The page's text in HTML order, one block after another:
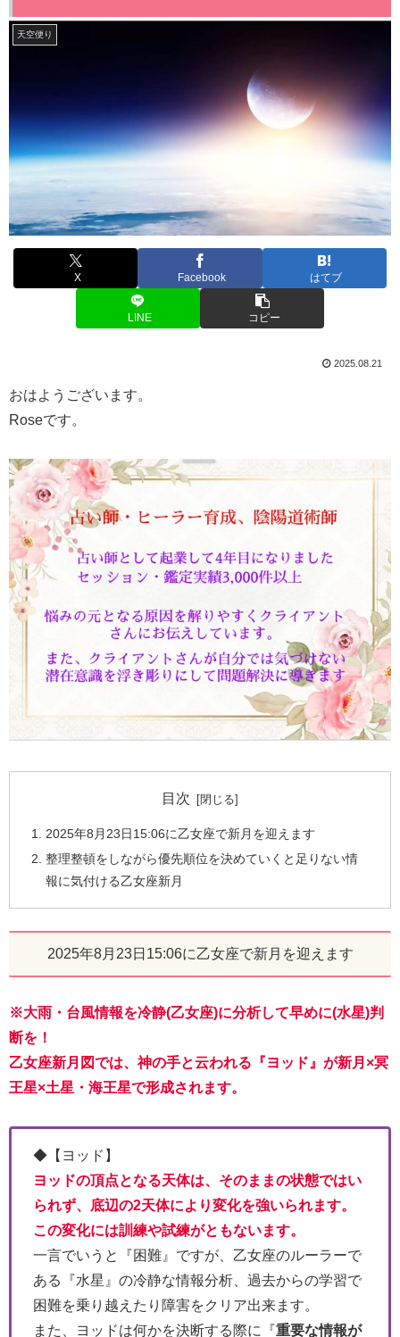
天空便り
X Facebook はてブ
LINE コピー
2025.08.21
おはようございます。
Roseです。
目次
2025年8月23日15:06に乙女座で新月を迎えます
整理整頓をしながら優先順位を決めていくと足りない情
報に気付ける乙女座新月
2025年8月23日15:06に乙女座で新月を迎えます
※大雨・台風情報を冷静(乙女座)に分析して早めに(水星)判
断を！
乙女座新月図では、神の手と云われる『ヨッド』が新月×冥
王星×土星・海王星で形成されます。
◆【ヨッド】
ヨッドの頂点となる天体は、そのままの状態ではい
られず、 底辺の2天体により変化を強いられます。
この変化には訓練や試練がともないます。
一言でいうと『困難』ですが、乙女座のルーラーで
ある『水星』の冷静な情報分析、過去からの学習で
困難を乗り越えたり障害をクリア出来ます。
また、ヨッドは何かを決断する際に『重要な情報が